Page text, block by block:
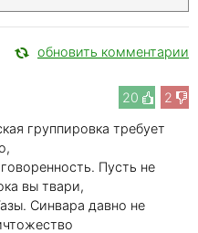
обновить комментарии
20 2
группировка требует
Пусть не
вы твари,
Синвара давно не